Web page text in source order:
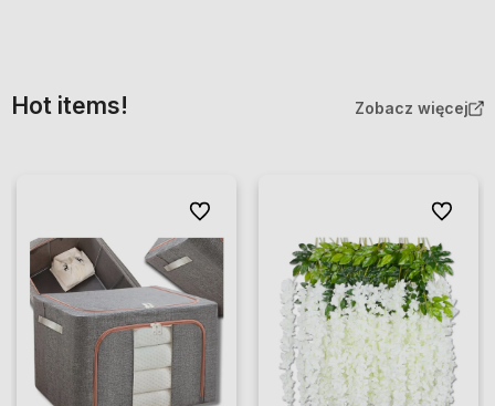
Hot items! Zobacz więcej
Do ulubionych Do